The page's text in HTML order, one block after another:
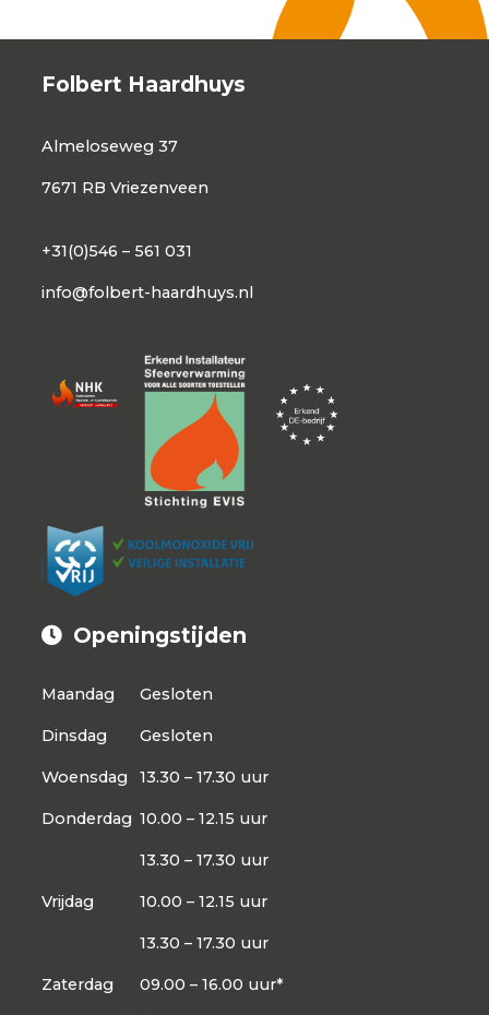
Folbert Haardhuys
Almeloseweg 37
7671 RB Vriezenveen
+31(0)546 – 561 031
info@folbert-haardhuys.nl
Openingstijden
Maandag Gesloten
Dinsdag Gesloten
Woensdag 13.30 – 17.30 uur
Donderdag 10.00 – 12.15 uur
13.30 – 17.30 uur
Vrijdag 10.00 – 12.15 uur
13.30 – 17.30 uur
Zaterdag 09.00 – 16.00 uur*